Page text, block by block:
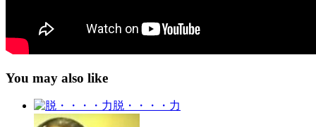
You may also like
脱・・・・力